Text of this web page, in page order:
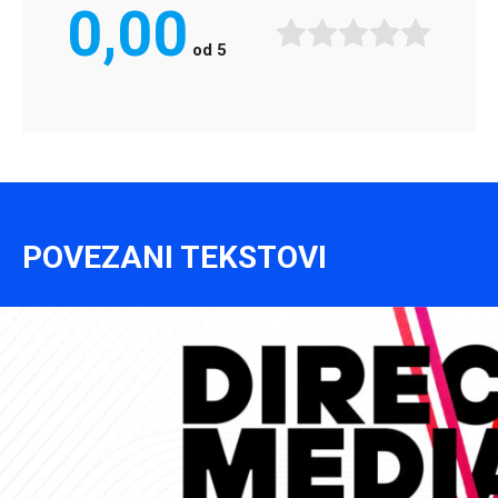
0,00 od 5
POVEZANI TEKSTOVI